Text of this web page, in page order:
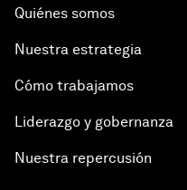
Quiénes somos
Nuestra estrategia
Cómo trabajamos
Liderazgo y gobernanza
Nuestra repercusión